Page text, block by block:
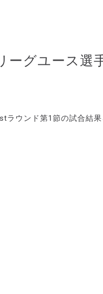
グユース選
ウンド第1節の試合結果